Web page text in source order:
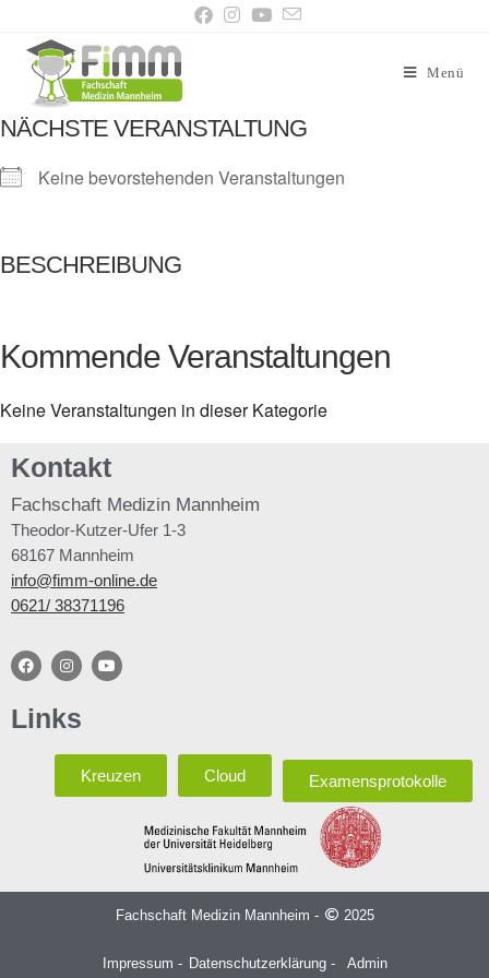
Menü
NÄCHSTE VERANSTALTUNG
Keine bevorstehenden Veranstaltungen
BESCHREIBUNG
Kommende Veranstaltungen
Keine Veranstaltungen in dieser Kategorie
Kontakt
Fachschaft Medizin Mannheim
Theodor-Kutzer-Ufer 1-3
68167 Mannheim
info@fimm-online.de
0621/ 38371196
Links
Kreuzen Cloud Examensprotokolle
Fachschaft Medizin Mannheim - 2025
Impressum - Datenschutzerklärung - Admin